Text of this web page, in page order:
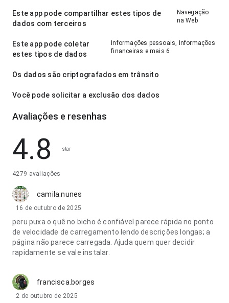
Este app pode compartilhar estes tipos de
dados com terceiros
Navegação
na Web
Este app pode coletar
estes tipos de dados
Informações pessoais, Informações
financeiras e mais 6
Os dados são criptografados em trânsito
Você pode solicitar a exclusão dos dados
Avaliações e resenhas
4.8 star
4279 avaliações
camila.nunes
16 de outubro de 2025
peru puxa o quê no bicho é confiável parece rápida no ponto
de velocidade de carregamento lendo descrições longas; a
página não parece carregada. Ajuda quem quer decidir
rapidamente se vale instalar.
francisca.borges
2 de outubro de 2025